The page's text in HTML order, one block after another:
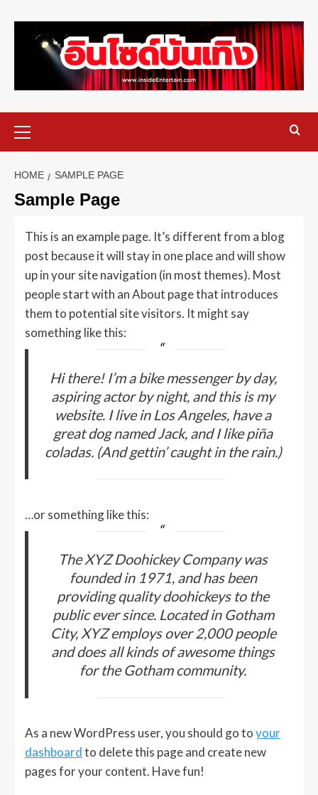
HOME SAMPLE PAGE
Sample Page
This is an example page. It’s different from a blog
post because it will stay in one place and will show
up in your site navigation (in most themes). Most
people start with an About page that introduces
them to potential site visitors. It might say
something like this:
Hi there! I’m a bike messenger by day,
aspiring actor by night, and this is my
website. I live in Los Angeles, have a
great dog named Jack, and I like piña
coladas. (And gettin’ caught in the rain.)
…or something like this:
The XYZ Doohickey Company was
founded in 1971, and has been
providing quality doohickeys to the
public ever since. Located in Gotham
City, XYZ employs over 2,000 people
and does all kinds of awesome things
for the Gotham community.
As a new WordPress user, you should go toyour
dashboardto delete this page and create new
pages for your content. Have fun!